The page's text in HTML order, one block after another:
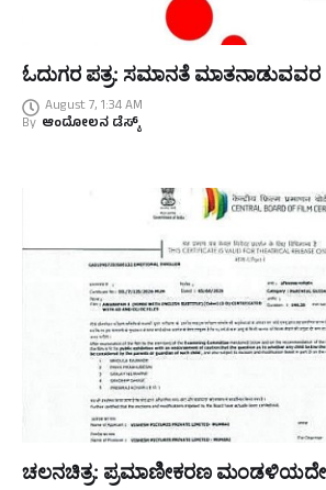
ಓದುಗರ ಪತ್ರ: ಸಮಾನತೆ
August 7, 1:34 AM
By ಆಂದೋಲನ ಡೆಸ್ಕ್
ಚಲನಚಿತ್ರ: ಪ್ರಮಾಣೀಕರಣ ಮಂಡಳಿಯದೇ